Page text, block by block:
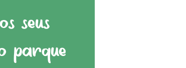
seus
parque